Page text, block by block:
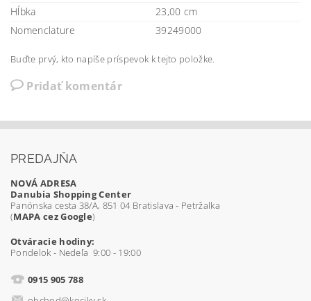
Hĺbka
23,00 cm
Nomenclature
39249000
Buďte prvý, kto napíše príspevok k tejto položke.
Pridať komentár
PREDAJŇA
NOVÁ ADRESA
Danubia Shopping Center
Panónska cesta 38/A, 851 04 Bratislava - Petržalka
(MAPA cez Google)
Otváracie hodiny:
Pondelok - Nedeľa 9:00 - 19:00
0915 905 788